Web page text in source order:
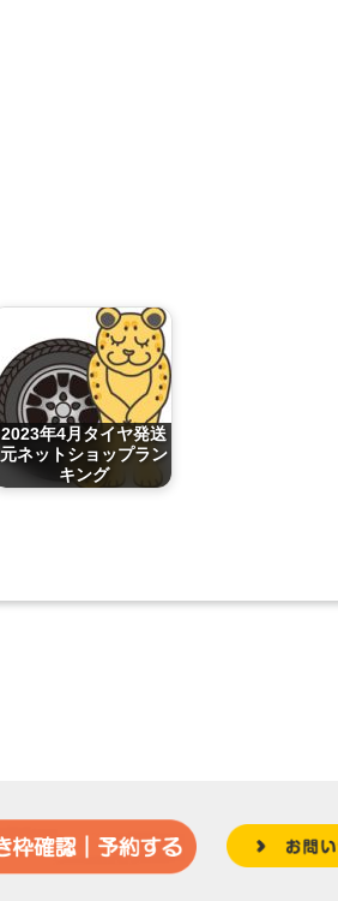
2023年4月タイヤ発送
元ネットショップラン
キング